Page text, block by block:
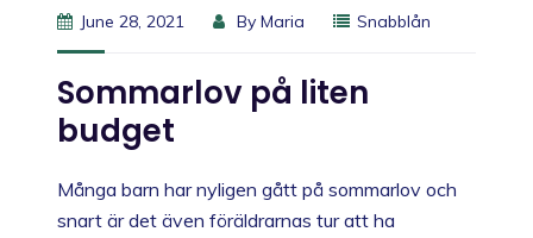
June 28, 2021 By Maria Snabblån
Sommarlov på liten
budget
Många barn har nyligen gått på sommarlov och
snart är det även föräldrarnas tur att ha